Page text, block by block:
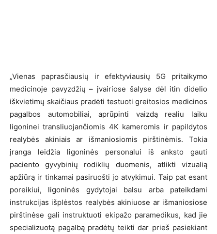
„Vienas paprasčiausių ir efektyviausių 5G pritaikymo
medicinoje pavyzdžių – įvairiose šalyse dėl itin didelio
iškvietimų skaičiaus pradėti testuoti greitosios medicinos
pagalbos automobiliai, aprūpinti vaizdą realiu laiku
ligoninei transliuojančiomis 4K kameromis ir papildytos
realybės akiniais ar išmaniosiomis pirštinėmis. Tokia
įranga leidžia ligoninės personalui iš anksto gauti
paciento gyvybinių rodiklių duomenis, atlikti vizualią
apžiūrą ir tinkamai pasiruošti jo atvykimui. Taip pat esant
poreikiui, ligoninės gydytojai balsu arba pateikdami
instrukcijas išplėstos realybės akiniuose ar išmaniosiose
pirštinėse gali instruktuoti ekipažo paramedikus, kad jie
specializuotą pagalbą pradėtų teikti dar prieš pasiekiant